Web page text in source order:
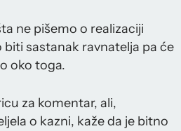
ne pišemo o realizaciji
sastanak ravnatelja pa će
oko toga.
za komentar, ali,
o kazni, kaže da je bitno